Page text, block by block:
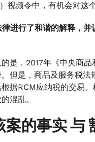
视频令中，有机会对这
进行了和谐的解释，
是，2017年《中央商
但是，商品及服务税
据RCM应纳税的交易
混乱。
案的事实与